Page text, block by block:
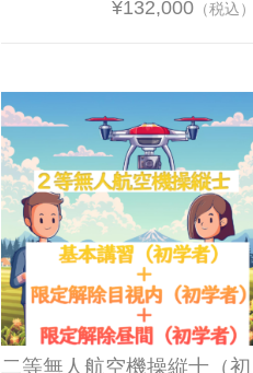
¥132,000 （税込）
二等無人航空機操縦士（初